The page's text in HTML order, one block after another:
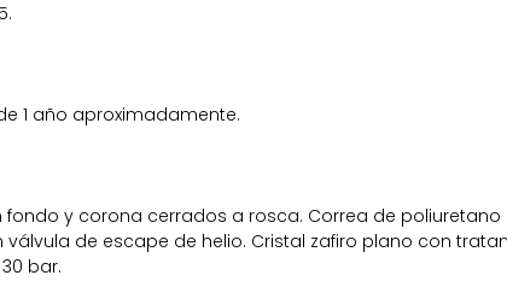
1 año aproximadamente.
y corona cerrados a rosca. Correa de
de escape de helio. Cristal zafiro plano con
bar.